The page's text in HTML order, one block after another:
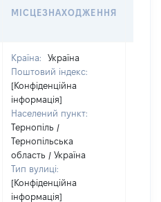
МІСЦЕЗНАХОДЖЕННЯ
Країна:
Україна
Поштовий індекс:
[Конфіденційна
інформація]
Населений пункт:
Тернопіль /
Тернопільська
область / Україна
Тип вулиці:
[Конфіденційна
інформація]